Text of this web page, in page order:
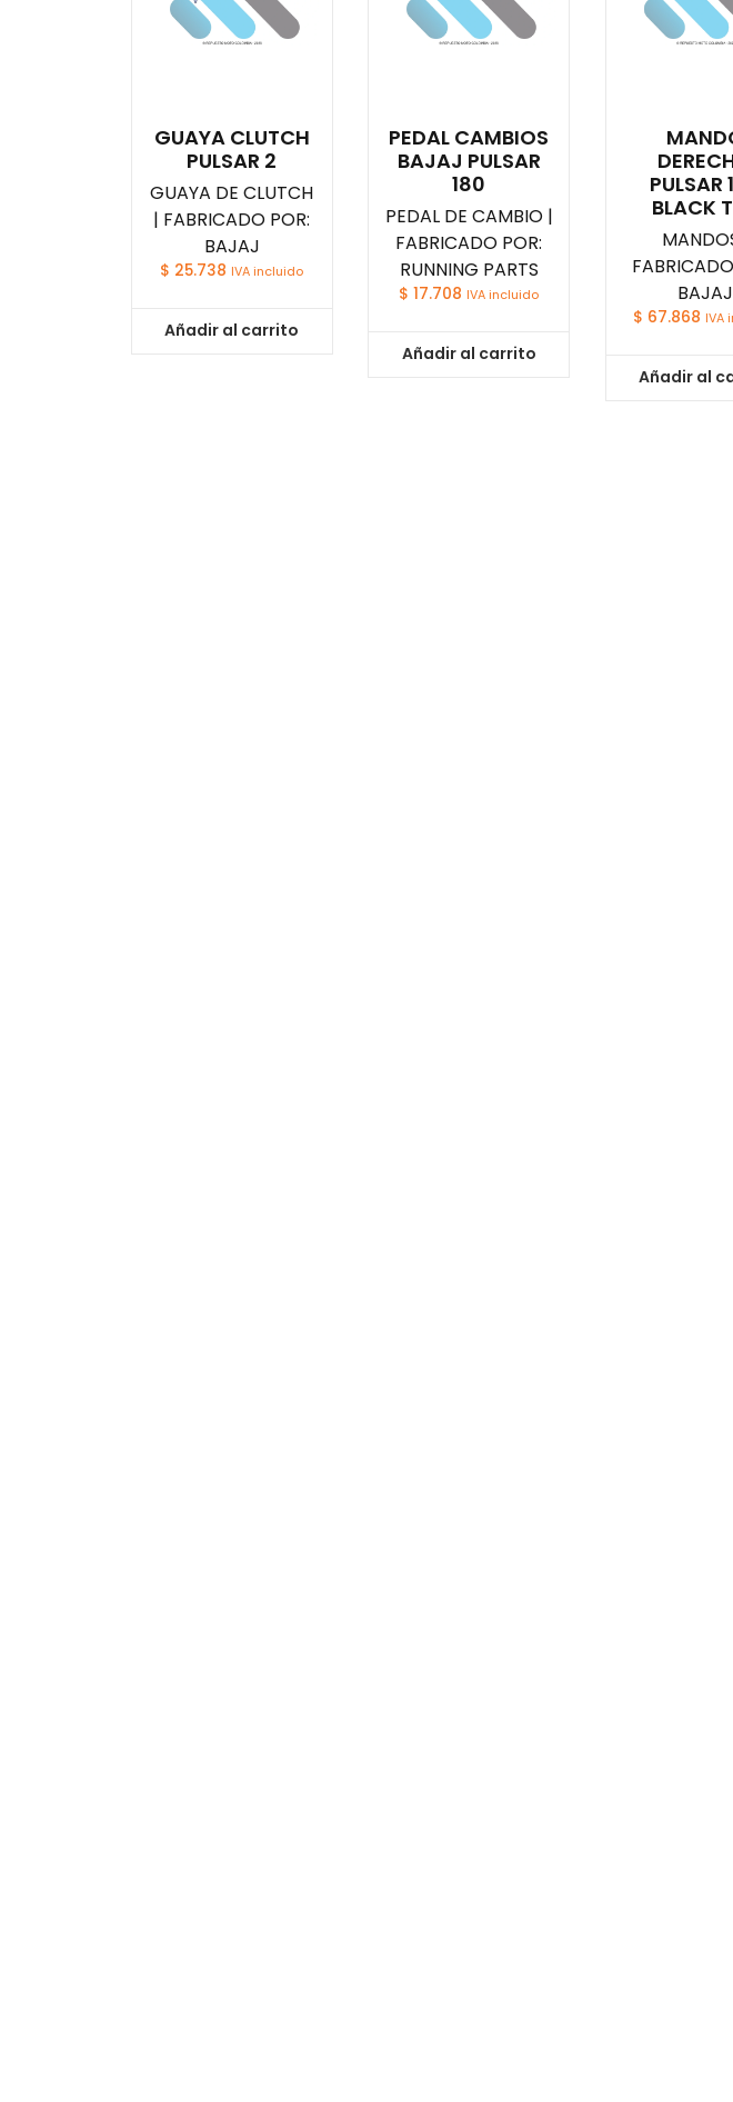
GUAYA CLUTCH
PULSAR 2
GUAYA DE CLUTCH
| FABRICADO POR:
BAJAJ
$ 25.738 IVA incluido
Añadir al carrito
PEDAL CAMBIOS
BAJAJ PULSAR
180
PEDAL DE CAMBIO |
FABRICADO POR:
RUNNING PARTS
$ 17.708 IVA incluido
Añadir al carrito
PULSAR
BLACK
BAJAJ
$ 67.868 IVA
Añadir al